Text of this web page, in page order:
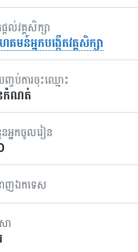
ផ្តល់វគ្គសិក្សា
មន៍អ្នកបង្កើតវគ្គសិក្សា
បញ្ចប់ការចុះឈ្មោះ
កំណត់
អ្នកចូលរៀន
ាញឯកទេស
ា